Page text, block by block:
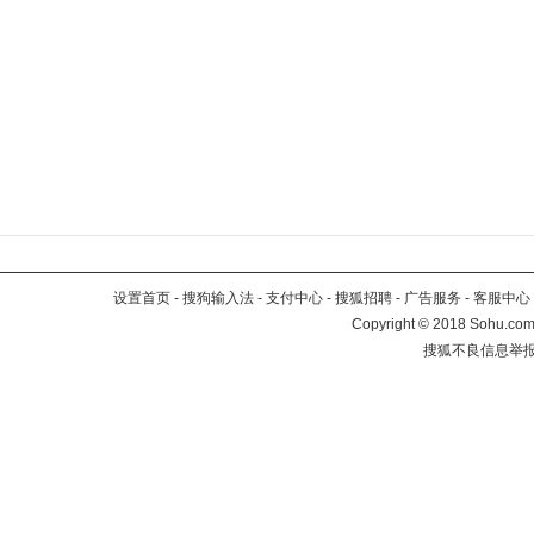
设置首页 - 搜狗输入法 - 支付中心 - 搜狐招聘 - 广告服务 - 客服中心
Copyright©2018
搜狐不良信息举